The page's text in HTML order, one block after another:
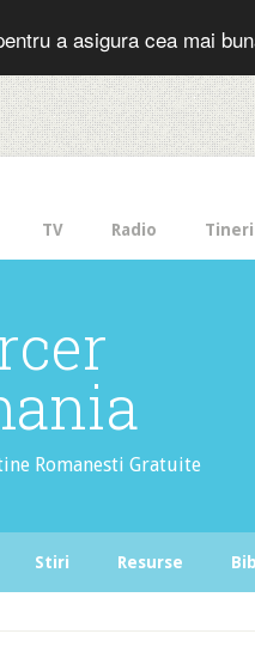
a asigura cea mai
TV Radio Tineri
Romanesti Gratuite
Stiri Resurse